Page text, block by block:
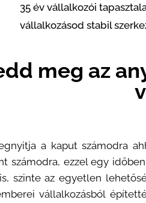
35 év vállalkozói
vállalkozásod stabil
meg az
a kaput számodra
számodra, ezzel egy
szinte az egyetlen
vállalkozásból